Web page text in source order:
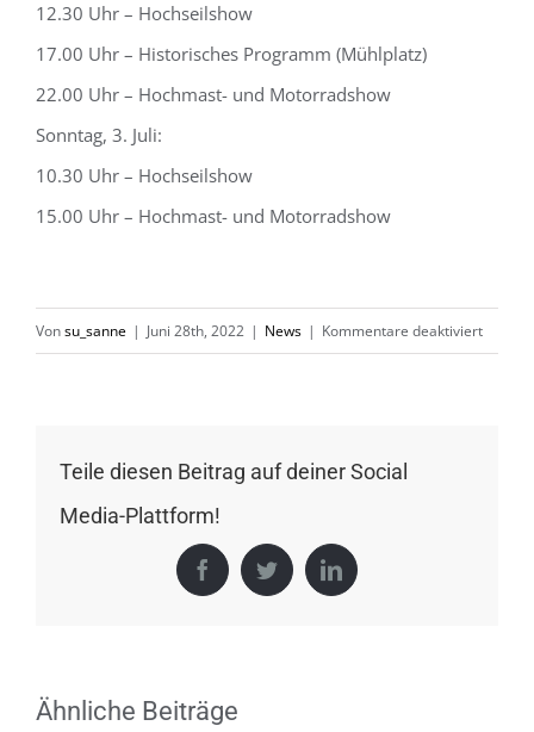
12.30 Uhr – Hochseilshow
17.00 Uhr – Historisches Programm (Mühlplatz)
22.00 Uhr – Hochmast- und Motorradshow
Sonntag, 3. Juli:
10.30 Uhr – Hochseilshow
15.00 Uhr – Hochmast- und Motorradshow
Vonsu_sanne | Juni 28th, 2022 | News | Kommentare deaktiviertfür
Teile diesen Beitrag auf deiner Social
Media-Plattform!
FacebookTwitterLinkedIn
Ähnliche Beiträge